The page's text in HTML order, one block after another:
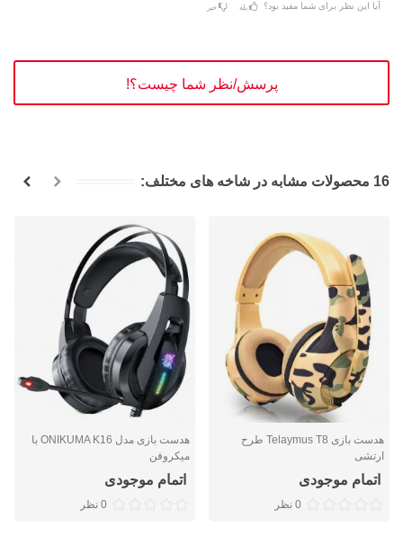
آیا این نظر برای شما مفید بود؟ بله خیر
پرسش/نظر شما چیست؟!
16 محصولات مشابه در شاخه های مختلف:
هدست بازی Telaymus T8 طرح
ارتشی
اتمام موجودی
0 نظر
هدست بازی مدل ONIKUMA K16 با
میکروفن
اتمام موجودی
0 نظر